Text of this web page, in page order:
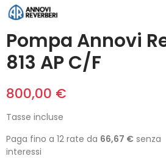
Pompa Annovi
813 AP C/F
800,00 €
Tasse incluse
Paga fino a 12 rate da 66,67 € senza
interessi